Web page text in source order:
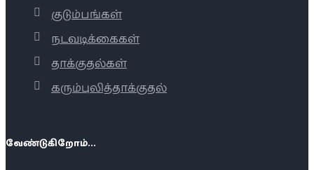
குடும்பங்கள்
நடவடிக்கைகள்
தாக்குதல்கள்
கரும்புலித்தாக்குதல்
வேண்டுகிறோம்...